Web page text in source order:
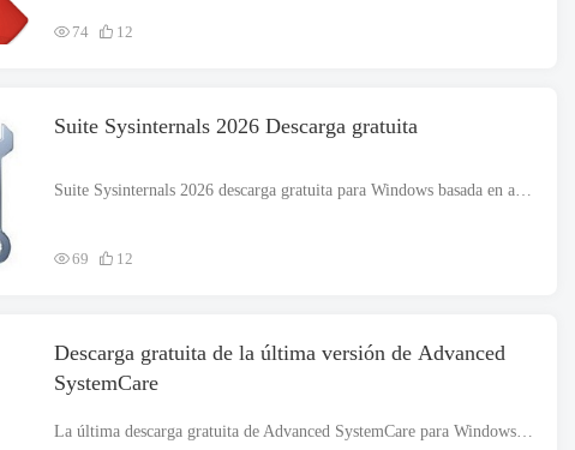
74 12
Suite Sysinternals 2026 Descarga gratuita
69 12
Descarga gratuita de la última versión de Advanced
SystemCare
La última descarga gratuita de Advanced SystemCare para Windows, admite estructura de 32 bits o 64 bits. El archivo de instalación es completamente independiente y también es un instalador fuera de línea.. Revisión de Advan...